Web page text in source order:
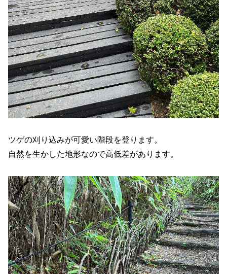
ツゲの刈り込みが可愛い階段を登ります。
自然を生かした地形なので高低差があります。